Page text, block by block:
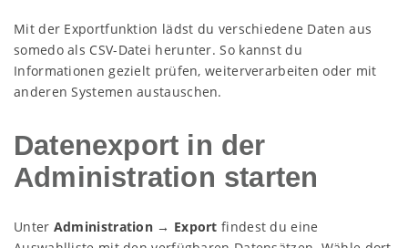
Mit der Exportfunktion lädst du verschiedene Daten aus
somedo als CSV-Datei herunter. So kannst du
Informationen gezielt prüfen, weiterverarbeiten oder mit
anderen Systemen austauschen.
Datenexport in der
Administration starten
Unter Administration → Export findest du eine